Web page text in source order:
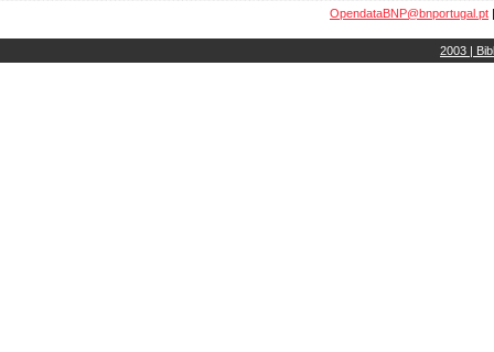
OpendataBNP@bnportugal.pt
2003 |